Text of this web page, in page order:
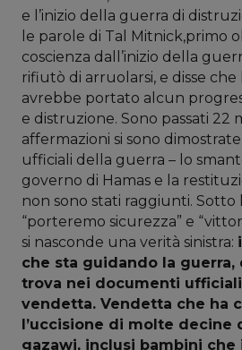
e l’inizio della guerra di
le parole di Tal Mitnick,primo
coscienza dall’inizio della
rifiutò di arruolarsi, e disse
avrebbe portato alcun
e distruzione. Sono passati 22
affermazioni si sono
ufficiali della guerra – lo
governo di Hamas e la
non sono stati raggiunti. Sotto
“porteremo sicurezza” e
si nasconde una verità sinistra:
che sta guidando la guerra,
trova nei documenti
vendetta. Vendetta che ha
l’uccisione di molte decine
gazawi, inclusi bambini